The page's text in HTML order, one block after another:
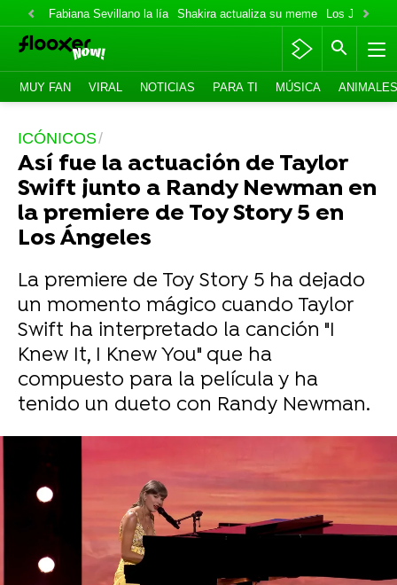
Fabiana Sevillano la lía Shakira actualiza su meme Los Jonas
MUY FAN VIRAL NOTICIAS PARA TI MÚSICA ANIMALES
ICÓNICOS
Así fue la actuación de Taylor
Swift junto a Randy Newman en
la premiere de Toy Story 5 en
Los Ángeles
La premiere de Toy Story 5 ha dejado
un momento mágico cuando Taylor
Swift ha interpretado la canción "I
Knew It, I Knew You" que ha
compuesto para la película y ha
tenido un dueto con Randy Newman.
Cómo el contrato discográfico de Taylor
Swift podría generar millones para los
artistas de Universal tras la venta de
acciones de Spotify